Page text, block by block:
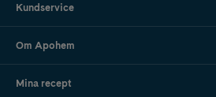
Kundservice
Om Apohem
Mina recept